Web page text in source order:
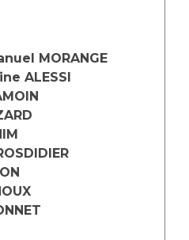
HM
de Formation
MORANGE
ALESSI